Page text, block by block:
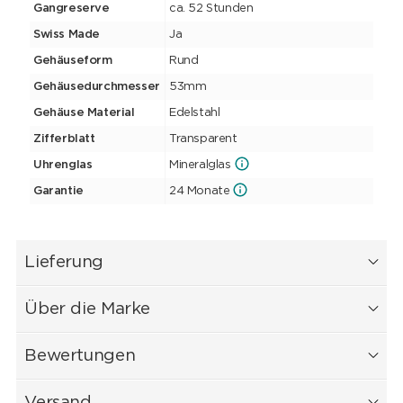
Gangreserve ca. 52 Stunden
Swiss Made Ja
Gehäuseform Rund
Gehäusedurchmesser 53mm
Gehäuse Material Edelstahl
Zifferblatt Transparent
Uhrenglas Mineralglas
Garantie 24 Monate
Lieferung
Über die Marke
Bewertungen